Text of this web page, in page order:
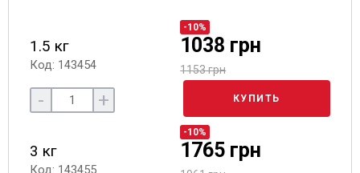
1.5 кг
Код: 143454
-10%
1038 грн
1153 грн
- + КУПИТЬ
3 кг
Код: 143455
-10%
1765 грн